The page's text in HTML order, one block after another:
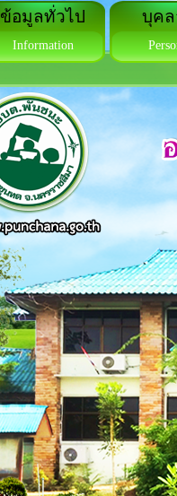
ข้อมูลทั่วไป
Information
บุคล